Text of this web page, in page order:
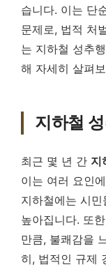
습니다. 이는 단
문제로, 법적 처
는 지하철 성추
해 자세히 살펴
지하철
최근 몇 년 간 지
이는 여러 요인
지하철에는 시
높아집니다. 또
만큼, 불쾌감을
히, 법적인 규제